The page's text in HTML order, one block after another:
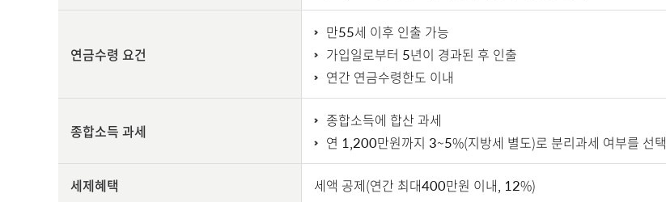
연금수령 요건
만55세 이후 인출 가능
가입일로부터 5년이 경과된 후 인출
연간 연금수령한도 이내
종합소득 과세
종합소득에 합산 과세
연 1,200만원까지 3~5%(지방세 별도)로 분리과세 여부를 선택
세제혜택 세액 공제(연간 최대400만원 이내, 12%)